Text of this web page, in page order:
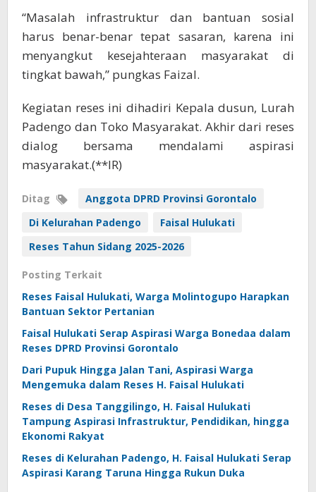
“Masalah infrastruktur dan bantuan sosial
harus benar-benar tepat sasaran, karena ini
menyangkut kesejahteraan masyarakat di
tingkat bawah,” pungkas Faizal.
Kegiatan reses ini dihadiri Kepala dusun, Lurah
Padengo dan Toko Masyarakat. Akhir dari reses
dialog bersama mendalami aspirasi
masyarakat.(**IR)
Ditag
Anggota DPRD Provinsi Gorontalo
Di Kelurahan Padengo
Faisal Hulukati
Reses Tahun Sidang 2025-2026
Posting Terkait
Reses Faisal Hulukati, Warga Molintogupo Harapkan
Bantuan Sektor Pertanian
Faisal Hulukati Serap Aspirasi Warga Bonedaa dalam
Reses DPRD Provinsi Gorontalo
Dari Pupuk Hingga Jalan Tani, Aspirasi Warga
Mengemuka dalam Reses H. Faisal Hulukati
Reses di Desa Tanggilingo, H. Faisal Hulukati
Tampung Aspirasi Infrastruktur, Pendidikan, hingga
Ekonomi Rakyat
Reses di Kelurahan Padengo, H. Faisal Hulukati Serap
Aspirasi Karang Taruna Hingga Rukun Duka